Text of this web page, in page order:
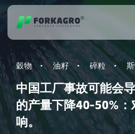
穀物 油籽 碎粒
中国工厂事故可能会
的产量下降40-50%：
响。